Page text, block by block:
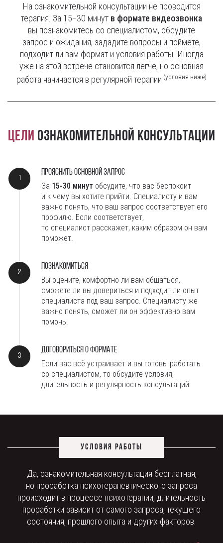
На ознакомительной консультации не проводится
терапия. За 15−30 минут в формате видеозвонка
вы познакомитесь со специалистом, обсудите
запрос и ожидания, зададите вопросы и поймёте,
подходит ли вам формат и условия работы. Иногда
уже на этой встрече становится легче, но основная
работа начинается в регулярной терапии (условия ниже)
Цели ознакомительной консультации
Прояснить основной запрос
За 15-30 минут обсудите, что вас беспокоит
и к чему вы хотите прийти. Специалисту и вам
важно понять, что ваш запрос соответствует его
профилю. Если соответствует,
то специалист расскажет, каким образом он вам
поможет.
Познакомиться
Вы оцените, комфортно ли вам общаться,
сможете ли вы довериться и подходит ли опыт
специалиста под ваш запрос. Специалисту же
важно понять, сможет ли он эффективно вам
помочь.
Договориться о формате
Если вас всё устраивает и вы готовы работать
со специалистом, то обсудите условия,
длительность и регулярность консультаций.
УСЛОВИЯ РАБОТЫ
Да, ознакомительная консультация бесплатная,
но проработка психотерапевтического запроса
происходит в процессе психотерапии, длительность
проработки зависит от самого запроса, текущего
состояния, прошлого опыта и других факторов.